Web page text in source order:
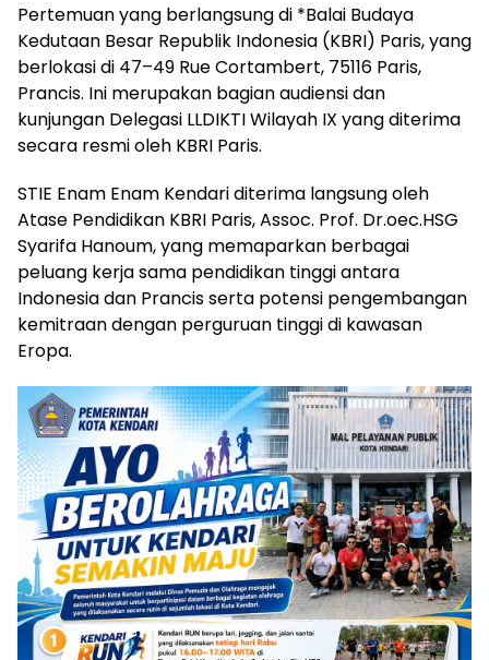
Pertemuan yang berlangsung di *Balai Budaya
Kedutaan Besar Republik Indonesia (KBRI) Paris, yang
berlokasi di 47–49 Rue Cortambert, 75116 Paris,
Prancis. Ini merupakan bagian audiensi dan
kunjungan Delegasi LLDIKTI Wilayah IX yang diterima
secara resmi oleh KBRI Paris.
STIE Enam Enam Kendari diterima langsung oleh
Atase Pendidikan KBRI Paris, Assoc. Prof. Dr.oec.HSG
Syarifa Hanoum, yang memaparkan berbagai
peluang kerja sama pendidikan tinggi antara
Indonesia dan Prancis serta potensi pengembangan
kemitraan dengan perguruan tinggi di kawasan
Eropa.